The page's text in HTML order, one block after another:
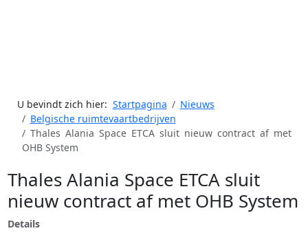
U bevindt zich hier: Startpagina
Nieuws
Belgische ruimtevaartbedrijven
Thales Alania Space ETCA sluit nieuw contract af met
OHB System
Thales Alania Space ETCA sluit
nieuw contract af met OHB System
Details